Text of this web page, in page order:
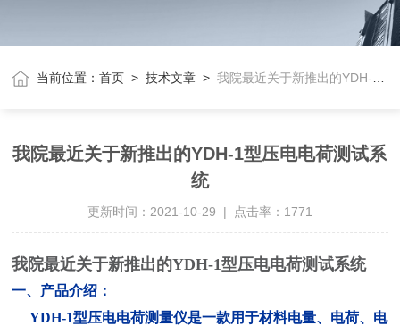
当前位置：首页 >技术文章 >我院最近关于新推出的YDH-1型压电电荷测试系统
我院最近关于新推出的YDH-1型压电电荷测试系
统
更新时间：2021-10-29 | 点击率：1771
我院最近关于新推出的YDH-1型压电电荷测试系统
一、产品介绍：
YDH-1型压电电荷测量仪是一款用于材料电量、电荷、电